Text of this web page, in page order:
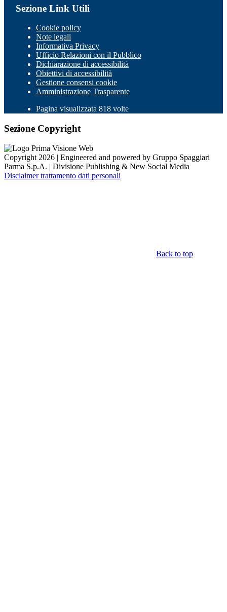
Sezione Link Utili
Cookie policy
Note legali
Informativa Privacy
Ufficio Relazioni con il Pubblico
Dichiarazione di accessibilità
Obiettivi di accessibilità
Gestione consensi cookie
Amministrazione Trasparente
Pagina visualizzata 818 volte
Sezione Copyright
Copyright 2026 | Engineered and powered by Gruppo Spaggiari
Parma S.p.A. | Divisione Publishing & New Social Media
Disclaimer trattamento dati personali
Back to top